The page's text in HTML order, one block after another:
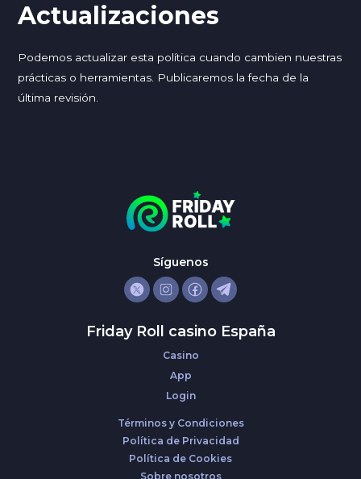
Actualizaciones
Podemos actualizar esta política cuando cambien nuestras
prácticas o herramientas. Publicaremos la fecha de la
última revisión.
Síguenos
Friday Roll casino España
Casino
App
Login
Términos y Condiciones
Política de Privacidad
Política de Cookies
Sobre nosotros